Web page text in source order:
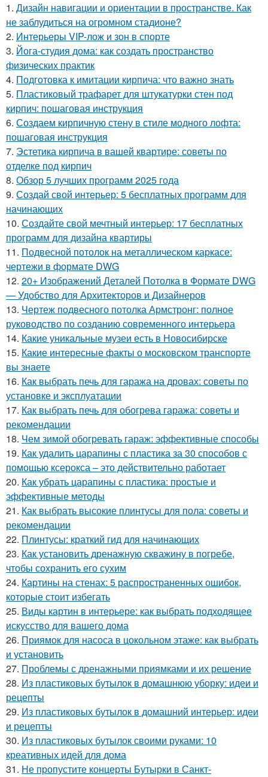
1. Дизайн навигации и ориентации в пространстве. Как
не заблудиться на огромном стадионе?
2. Интерьеры VIP-лож и зон в спорте
3. Йога-студия дома: как создать пространство
физических практик
4. Подготовка к имитации кирпича: что важно знать
5. Пластиковый трафарет для штукатурки стен под
кирпич: пошаговая инструкция
6. Создаем кирпичную стену в стиле модного лофта:
пошаговая инструкция
7. Эстетика кирпича в вашей квартире: советы по
отделке под кирпич
8. Обзор 5 лучших программ 2025 года
9. Создай свой интерьер: 5 бесплатных программ для
начинающих
10. Создайте свой мечтный интерьер: 17 бесплатных
программ для дизайна квартиры
11. Подвесной потолок на металлическом каркасе:
чертежи в формате DWG
12. 20+ Изображений Деталей Потолка в Формате DWG
— Удобство для Архитекторов и Дизайнеров
13. Чертеж подвесного потолка Армстронг: полное
руководство по созданию современного интерьера
14. Какие уникальные музеи есть в Новосибирске
15. Какие интересные факты о московском транспорте
вы знаете
16. Как выбрать печь для гаража на дровах: советы по
установке и эксплуатации
17. Как выбрать печь для обогрева гаража: советы и
рекомендации
18. Чем зимой обогревать гараж: эффективные способы
19. Как удалить царапины с пластика за 30 способов с
помощью ксерокса – это действительно работает
20. Как убрать царапины с пластика: простые и
эффективные методы
21. Как выбрать высокие плинтусы для пола: советы и
рекомендации
22. Плинтусы: краткий гид для начинающих
23. Как установить дренажную скважину в погребе,
чтобы сохранить его сухим
24. Картины на стенах: 5 распространенных ошибок,
которые стоит избегать
25. Виды картин в интерьере: как выбрать подходящее
искусство для вашего дома
26. Приямок для насоса в цокольном этаже: как выбрать
и установить
27. Проблемы с дренажными приямками и их решение
28. Из пластиковых бутылок в домашнюю уборку: идеи и
рецепты
29. Из пластиковых бутылок в домашний интерьер: идеи
и рецепты
30. Из пластиковых бутылок своими руками: 10
креативных идей для дома
31. Не пропустите концерты Бутырки в Санкт-